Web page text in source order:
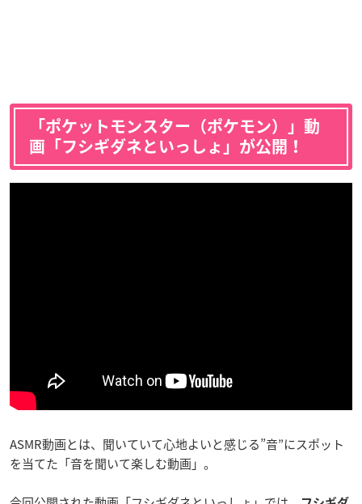
「ポケットモンスター（ポケモン）」動
画「フシギダネといっしょ」が公開！
ASMR動画とは、聞いていて心地よいと感じる”音”にスポット
を当てた「音を聞いて楽しむ動画」。